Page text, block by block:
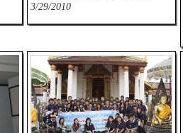
3/29/2010